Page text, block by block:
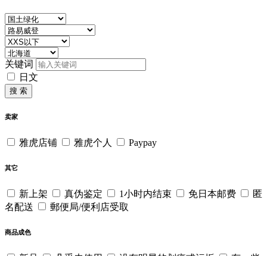
关键词
日文
搜 索
卖家
雅虎店铺 雅虎个人 Paypay
其它
新上架 真伪鉴定 1小时内结束 免日本邮费
匿
名配送
郵便局/便利店受取
商品成色